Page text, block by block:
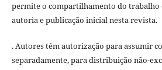
permite o compartilhamento do trabalho
autoria e publicação inicial nesta revista.
. Autores têm autorização para assumir
separadamente, para distribuição não-